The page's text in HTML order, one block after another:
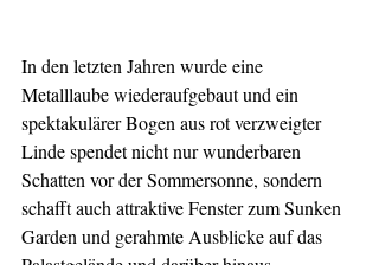
In den letzten Jahren wurde eine
Metalllaube wiederaufgebaut und ein
spektakulärer Bogen aus rot verzweigter
Linde spendet nicht nur wunderbaren
Schatten vor der Sommersonne, sondern
schafft auch attraktive Fenster zum Sunken
Garden und gerahmte Ausblicke auf das